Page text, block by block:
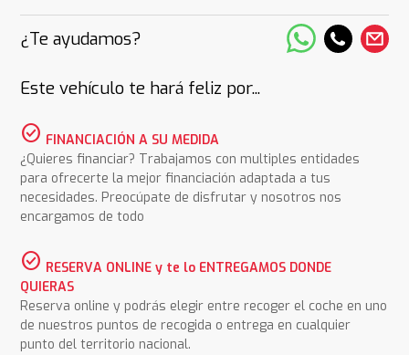
¿Te ayudamos?
Este vehículo te hará feliz por...
check_circle FINANCIACIÓN A SU MEDIDA
¿Quieres financiar? Trabajamos con multiples entidades
para ofrecerte la mejor financiación adaptada a tus
necesidades. Preocúpate de disfrutar y nosotros nos
encargamos de todo
check_circle RESERVA ONLINE y te lo ENTREGAMOS DONDE
QUIERAS
Reserva online y podrás elegir entre recoger el coche en uno
de nuestros puntos de recogida o entrega en cualquier
punto del territorio nacional.